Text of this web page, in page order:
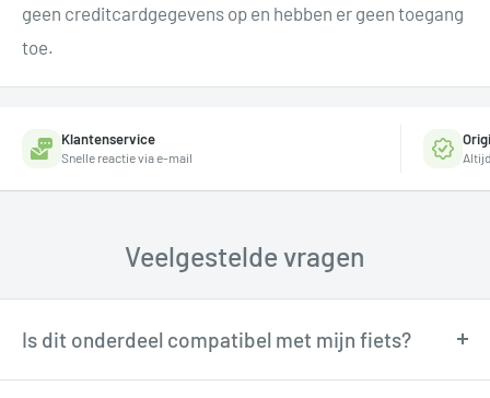
geen creditcardgegevens op en hebben er geen toegang
toe.
Klantenservice
Snelle reactie via e-mail
Veelgestelde vragen
Is dit onderdeel compatibel met mijn fiets?
Onze fietstechnici kunnen je adviseren over